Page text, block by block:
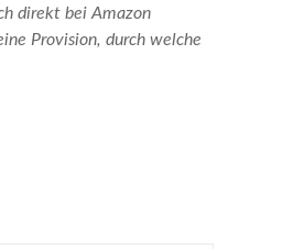
direkt bei Amazon
Provision, durch welche